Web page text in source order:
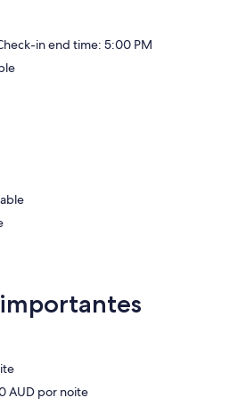
rooms include coffee/tea makers
por Este aparthotel incluem
in end time: 5:00 PM
AUD por noite